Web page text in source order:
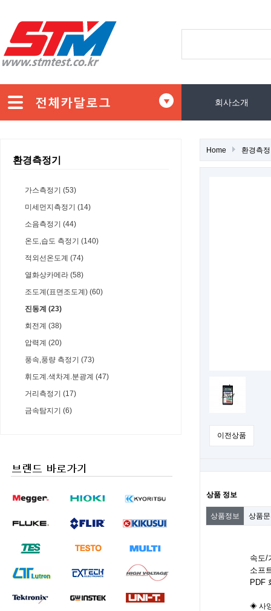
회사소개
환경측정기
가스측정기 (53)
미세먼지측정기 (14)
소음측정기 (44)
온도,습도 측정기 (140)
적외선온도계 (74)
열화상카메라 (58)
조도계(표면조도계) (60)
진동계 (23)
회전계 (38)
압력계 (20)
풍속,풍량 측정기 (73)
휘도계.색차계.분광계 (47)
거리측정기 (17)
금속탐지기 (6)
Home 환경측
이전상품
상품 정보
상품정보 상품
속도/
소프
PDF
◈ 사